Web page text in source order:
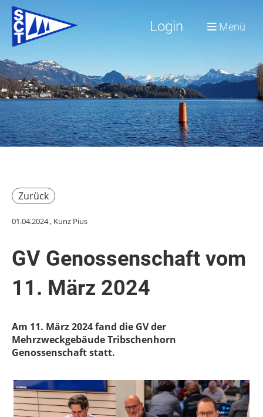
Login Menü
Zurück
01.04.2024, Kunz Pius
GV Genossenschaft vom
11. März 2024
Am 11. März 2024 fand die GV der
Mehrzweckgebäude Tribschenhorn
Genossenschaft statt.